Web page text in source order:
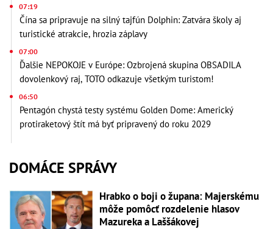
07:19
Čína sa pripravuje na silný tajfún Dolphin: Zatvára školy aj
turistické atrakcie, hrozia záplavy
07:00
Ďalšie NEPOKOJE v Európe: Ozbrojená skupina OBSADILA
dovolenkový raj, TOTO odkazuje všetkým turistom!
06:50
Pentagón chystá testy systému Golden Dome: Americký
protiraketový štít má byť pripravený do roku 2029
DOMÁCE SPRÁVY
Hrabko o boji o župana: Majerskému
môže pomôcť rozdelenie hlasov
Mazureka a Laššákovej